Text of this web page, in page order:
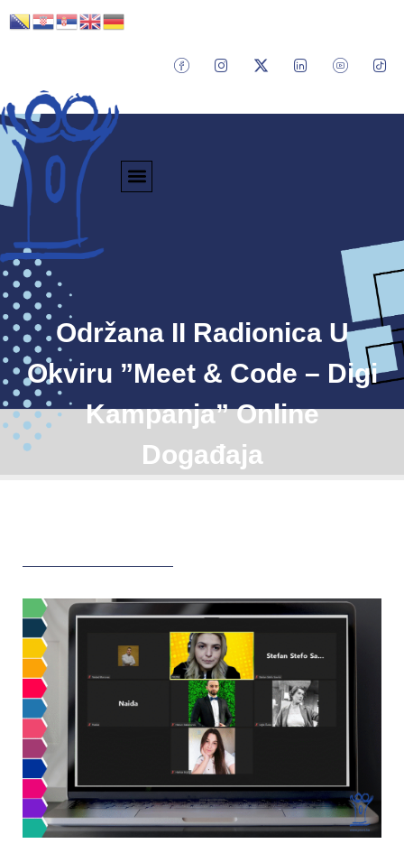
Održana II Radionica U
Okviru ”Meet & Code – Digi
Kampanja” Online
Događaja